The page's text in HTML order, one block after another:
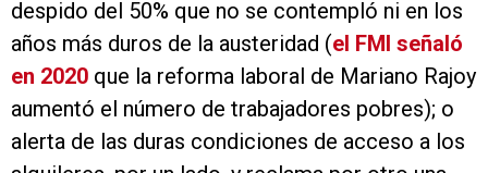
despido del 50% que no se contempló ni en los
años más duros de la austeridad (el FMI señaló
en 2020 que la reforma laboral de Mariano Rajoy
aumentó el número de trabajadores pobres); o
alerta de las duras condiciones de acceso a los